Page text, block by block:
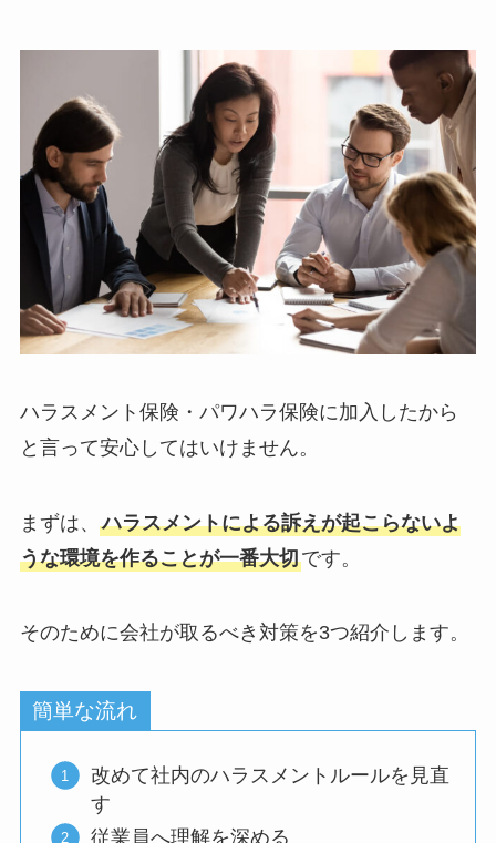
ハラスメント保険・パワハラ保険に加入したから
と言って安心してはいけません。
まずは、 ハラスメントによる訴えが起こらないよ
うな環境を作ることが一番大切です。
そのために会社が取るべき対策を3つ紹介します。
簡単な流れ
改めて社内のハラスメントルールを見直
す
従業員へ理解を深める